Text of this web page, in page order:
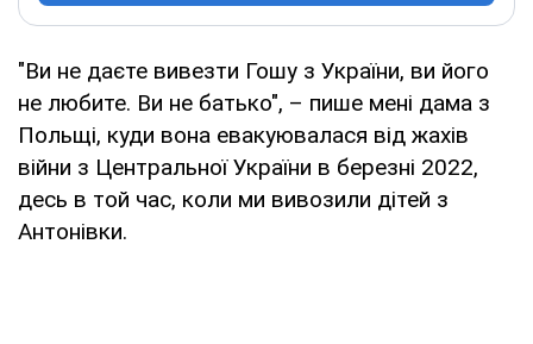
"Ви не даєте вивезти Гошу з України, ви його
не любите. Ви не батько", – пише мені дама з
Польщі, куди вона евакуювалася від жахів
війни з Центральної України в березні 2022,
десь в той час, коли ми вивозили дітей з
Антонівки.